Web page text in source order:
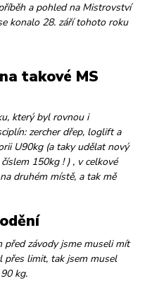
a pohled na Mistrovství
konalo 28. září tohoto roku
takové MS
který byl rovnou i
zercher dřep, loglift a
U90kg (a taky udělat nový
150kg ! ) , v celkové
druhém místě, a tak mě
před závody jsme museli mít
přes limit, tak jsem musel
kg.